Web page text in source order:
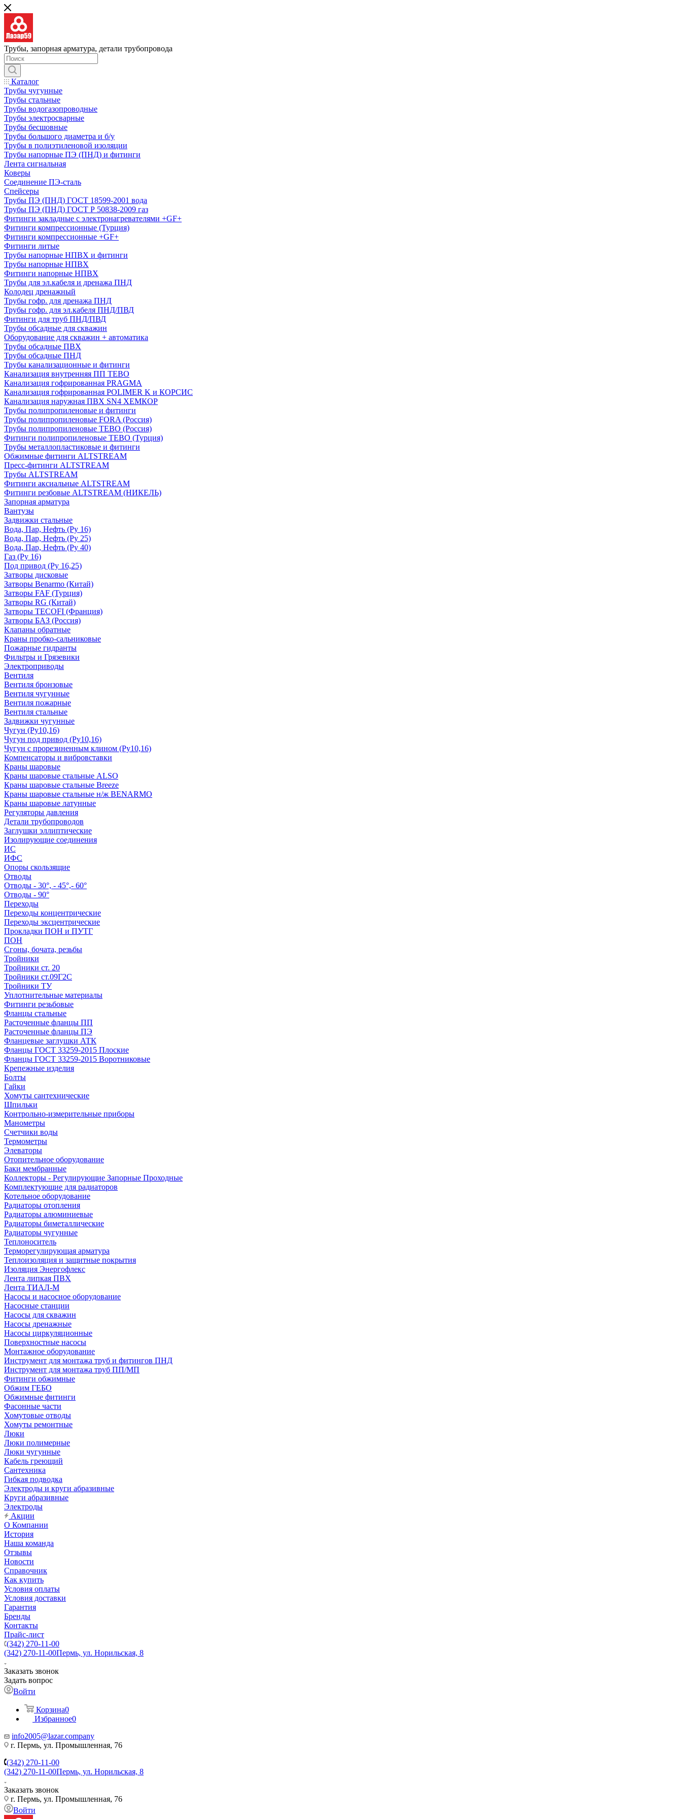
Трубы, запорная арматура, детали трубопровода
Каталог
Трубы чугунные
Трубы стальные
Трубы водогазопроводные
Трубы электросварные
Трубы бесшовные
Трубы большого диаметра и б/у
Трубы в полиэтиленовой изоляции
Трубы напорные ПЭ (ПНД) и фитинги
Лента сигнальная
Коверы
Соединение ПЭ-сталь
Спейсеры
Трубы ПЭ (ПНД) ГОСТ 18599-2001 вода
Трубы ПЭ (ПНД) ГОСТ Р 50838-2009 газ
Фитинги закладные с электронагревателями +GF+
Фитинги компрессионные (Турция)
Фитинги компрессионные +GF+
Фитинги литые
Трубы напорные НПВХ и фитинги
Трубы напорные НПВХ
Фитинги напорные НПВХ
Трубы для эл.кабеля и дренажа ПНД
Колодец дренажный
Трубы гофр. для дренажа ПНД
Трубы гофр. для эл.кабеля ПНД/ПВД
Фитинги для труб ПНД/ПВД
Трубы обсадные для скважин
Оборудование для скважин + автоматика
Трубы обсадные ПВХ
Трубы обсадные ПНД
Трубы канализационные и фитинги
Канализация внутренняя ПП TEBO
Канализация гофрированная PRAGMA
Канализация гофрированная POLIMER K и КОРСИС
Канализация наружная ПВХ SN4 ХЕМКОР
Трубы полипропиленовые и фитинги
Трубы полипропиленовые FORA (Россия)
Трубы полипропиленовые TEBO (Россия)
Фитинги полипропиленовые TEBO (Турция)
Трубы металлопластиковые и фитинги
Обжимные фитинги ALTSTREAM
Пресс-фитинги ALTSTREAM
Трубы ALTSTREAM
Фитинги аксиальные ALTSTREAM
Фитинги резбовые ALTSTREAM (НИКЕЛЬ)
Запорная арматура
Вантузы
Задвижки стальные
Вода, Пар, Нефть (Ру 16)
Вода, Пар, Нефть (Ру 25)
Вода, Пар, Нефть (Ру 40)
Газ (Ру 16)
Под привод (Ру 16,25)
Затворы дисковые
Затворы Benarmo (Китай)
Затворы FAF (Турция)
Затворы RG (Китай)
Затворы TECOFI (Франция)
Затворы БАЗ (Россия)
Клапаны обратные
Краны пробко-сальниковые
Пожарные гидранты
Фильтры и Грязевики
Электроприводы
Вентиля
Вентиля бронзовые
Вентиля чугунные
Вентиля пожарные
Вентиля стальные
Задвижки чугунные
Чугун (Ру10,16)
Чугун под привод (Ру10,16)
Чугун с прорезиненным клином (Ру10,16)
Компенсаторы и вибровставки
Краны шаровые
Краны шаровые стальные ALSO
Краны шаровые стальные Breeze
Краны шаровые стальные н/ж BENARMO
Краны шаровые латунные
Регуляторы давления
Детали трубопроводов
Заглушки эллиптические
Изолирующие соединения
ИС
ИФС
Опоры скользящие
Отводы
Отводы - 30°, - 45°,- 60°
Отводы - 90°
Переходы
Переходы концентрические
Переходы эксцентрические
Прокладки ПОН и ПУТГ
ПОН
Сгоны, бочата, резьбы
Тройники
Тройники ст. 20
Тройники ст.09Г2С
Тройники ТУ
Уплотнительные материалы
Фитинги резьбовые
Фланцы стальные
Расточенные фланцы ПП
Расточенные фланцы ПЭ
Фланцевые заглушки АТК
Фланцы ГОСТ 33259-2015 Плоские
Фланцы ГОСТ 33259-2015 Воротниковые
Крепежные изделия
Болты
Гайки
Хомуты сантехнические
Шпильки
Контрольно-измерительные приборы
Манометры
Счетчики воды
Термометры
Элеваторы
Отопительное оборудование
Баки мембранные
Коллекторы - Регулирующие Запорные Проходные
Комплектующие для радиаторов
Котельное оборудование
Радиаторы отопления
Радиаторы алюминиевые
Радиаторы биметаллические
Радиаторы чугунные
Теплоноситель
Терморегулирующая арматура
Теплоизоляция и защитные покрытия
Изоляция Энергофлекс
Лента липкая ПВХ
Лента ТИАЛ-М
Насосы и насосное оборудование
Насосные станции
Насосы для скважин
Насосы дренажные
Насосы циркуляционные
Поверхностные насосы
Монтажное оборудование
Инструмент для монтажа труб и фитингов ПНД
Инструмент для монтажа труб ПП/МП
Фитинги обжимные
Обжим ГЕБО
Обжимные фитинги
Фасонные части
Хомутовые отводы
Хомуты ремонтные
Люки
Люки полимерные
Люки чугунные
Кабель греющий
Сантехника
Гибкая подводка
Электроды и круги абразивные
Круги абразивные
Электроды
Акции
О Компании
История
Наша команда
Отзывы
Новости
Справочник
Как купить
Условия оплаты
Условия доставки
Гарантия
Бренды
Контакты
Прайс-лист
(342) 270-11-00
(342) 270-11-00Пермь, ул. Норильская, 8
Заказать звонок
Задать вопрос
Войти
Корзина0
Избранное0
info2005@lazar.company
г. Пермь, ул. Промышленная, 76
(342) 270-11-00
(342) 270-11-00Пермь, ул. Норильская, 8
Заказать звонок
г. Пермь, ул. Промышленная, 76
Войти